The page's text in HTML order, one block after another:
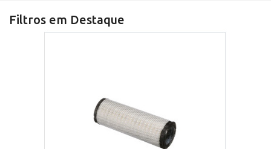
Filtros em Destaque